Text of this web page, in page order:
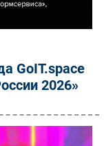
GoIT.space
2026»